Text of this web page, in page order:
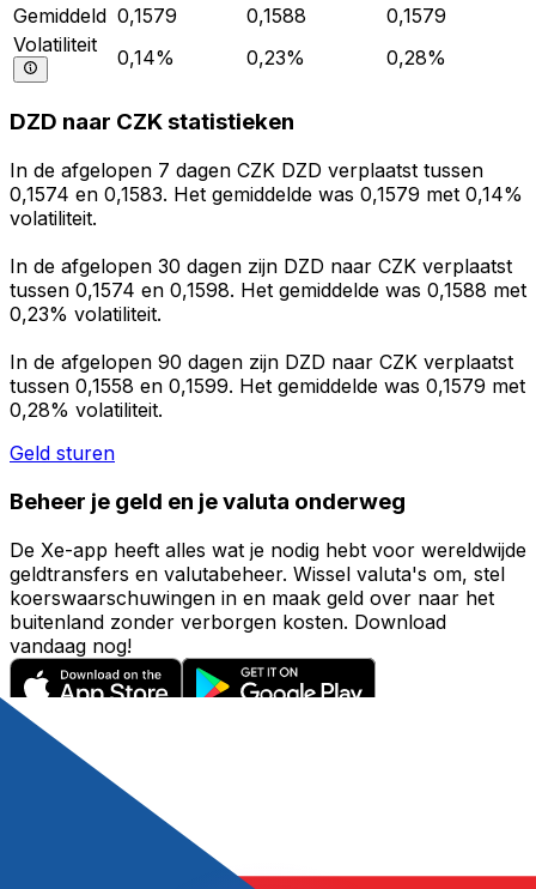
Gemiddeld 0,1579 0,1588
0,1579
Volatiliteit
0,14% 0,23% 0,28%
DZD naar CZK statistieken
In de afgelopen 7 dagen CZK DZD verplaatst tussen
0,1574 en 0,1583. Het gemiddelde was 0,1579 met 0,14%
volatiliteit.
In de afgelopen 30 dagen zijn DZD naar CZK verplaatst
tussen 0,1574 en 0,1598. Het gemiddelde was 0,1588 met
0,23% volatiliteit.
In de afgelopen 90 dagen zijn DZD naar CZK verplaatst
tussen 0,1558 en 0,1599. Het gemiddelde was 0,1579 met
0,28% volatiliteit.
Geld sturen
Beheer je geld en je valuta onderweg
De Xe-app heeft alles wat je nodig hebt voor wereldwijde
geldtransfers en valutabeheer. Wissel valuta's om, stel
koerswaarschuwingen in en maak geld over naar het
buitenland zonder verborgen kosten. Download
vandaag nog!